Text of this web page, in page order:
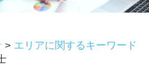
> エリアに関するキーワード